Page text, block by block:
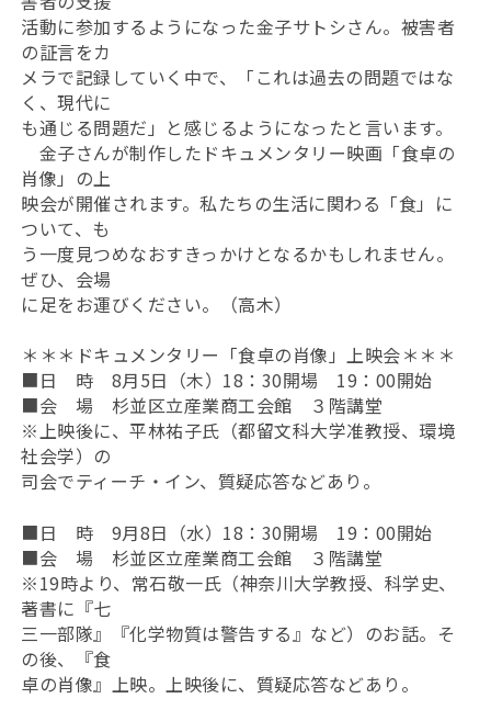
活動に参加するようになった金子サトシさん。被害者
の証言をカ
メラで記録していく中で、「これは過去の問題ではな
く、現代に
も通じる問題だ」と感じるようになったと言います。
金子さんが制作したドキュメンタリー映画「食卓の
肖像」の上
映会が開催されます。私たちの生活に関わる「食」に
ついて、も
う一度見つめなおすきっかけとなるかもしれません。
ぜひ、会場
に足をお運びください。（高木）
＊＊＊ドキュメンタリー「食卓の肖像」上映会＊＊＊
■日 時 8月5日（木）18：30開場 19：00開始
■会 場 杉並区立産業商工会館 ３階講堂
※上映後に、平林祐子氏（都留文科大学准教授、環境
社会学）の
司会でティーチ・イン、質疑応答などあり。
■日 時 9月8日（水）18：30開場 19：00開始
■会 場 杉並区立産業商工会館 ３階講堂
※19時より、常石敬一氏（神奈川大学教授、科学史、
著書に『七
三一部隊』『化学物質は警告する』など）のお話。そ
の後、『食
卓の肖像』上映。上映後に、質疑応答などあり。